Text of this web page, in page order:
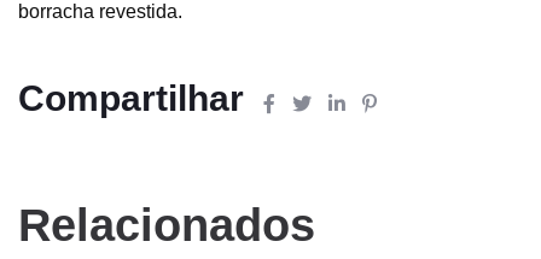
borracha revestida.
Compartilhar
Relacionados